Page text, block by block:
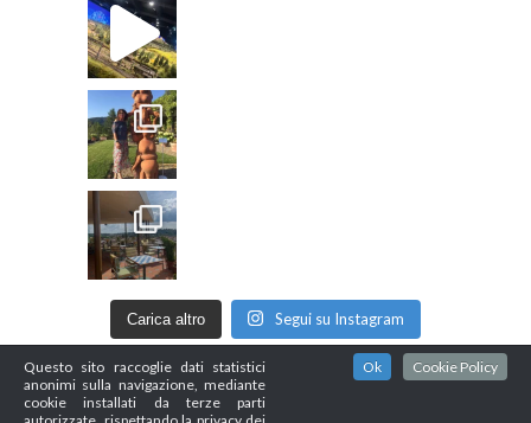
Carica altro Segui su Instagram
Questo sito raccoglie dati statistici
anonimi sulla navigazione, mediante
cookie installati da terze parti
Ok Cookie Policy